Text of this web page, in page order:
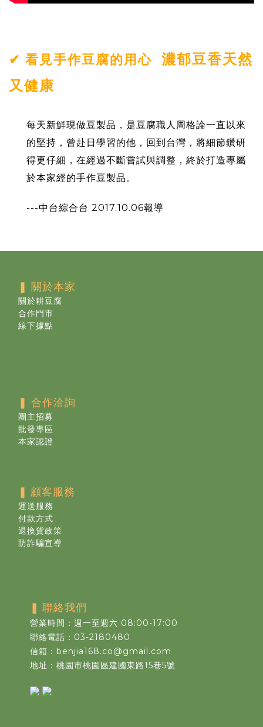
✔ 看見手作豆腐的用心 濃郁豆香天然
又健康
每天新鮮現做豆製品，是豆腐職人周格論一直以來
的堅持，曾赴日學習的他，回到台灣，將細節鑽研
得更仔細，在經過不斷嘗試與調整，終於打造專屬
於本家經的手作豆製品。
---中台綜合台 2017.10.06報導
❚ 關於本家
關於耕豆腐
合作門市
線下據點
❚ 合作洽詢
團主招募
批發專區
本家認證
❚ 顧客服務
運送服務
付款方式
退換貨政策
防詐騙宣導
❚ 聯絡我們
營業時間：週一至週六 08:00-17:00
聯絡電話：03-2180480
信箱：benjia168.co@gmail.com
地址：桃園市桃園區建國東路15巷5號